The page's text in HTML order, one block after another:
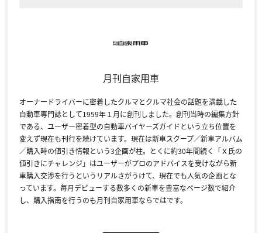
月刊自家用車
オーナードライバーに密着したクルマとクルマ社会の話題を満載した
自動車専門誌として1959年１月に創刊しました。創刊当時の編集方針
である、ユーザー密着型の自動車バイヤーズガイドという立ち位置を
変えず現在も刊行を続けています。現在は新車スクープ／新車アルバム
／購入時の値引き情報という3企画が柱。とくに約30年間続く「Ｘ氏の
値引きにチャレンジ」はユーザーがプロのアドバイスを受けながら新
車購入交渉を行うというリアルさがうけて、現在でも人気の企画とな
っています。毎月デビューする数多くの新車を豊富なページ数で紹介
し、購入指南を行うのも月刊自家用車ならではです。